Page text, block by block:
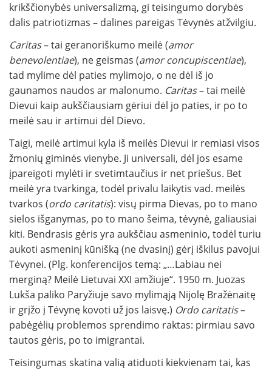
krikščionybės universalizmą, gi teisingumo dorybės
dalis patriotizmas – dalines pareigas Tėvynės atžvilgiu.
Caritas– tai geranoriškumo meilė (amor
benevolentiae), ne geismas (amor concupiscentiae),
tad mylime dėl paties mylimojo, o ne dėl iš jo
gaunamos naudos ar malonumo. Caritas– tai meilė
Dievui kaip aukščiausiam gėriui dėl jo paties, ir po to
meilė sau ir artimui dėl Dievo.
Taigi, meilė artimui kyla iš meilės Dievui ir remiasi visos
žmonių giminės vienybe. Ji universali, dėl jos esame
įpareigoti mylėti ir svetimtaučius ir net priešus. Bet
meilė yra tvarkinga, todėl privalu laikytis vad. meilės
tvarkos (ordo caritatis): visų pirma Dievas, po to mano
sielos išganymas, po to mano šeima, tėvynė, galiausiai
kiti. Bendrasis gėris yra aukščiau asmeninio, todėl turiu
aukoti asmeninį kūnišką (ne dvasinį) gėrį iškilus pavojui
Tėvynei. (Plg. konferencijos temą: „…Labiau nei
merginą? Meilė Lietuvai XXI amžiuje“. 1950 m. Juozas
Lukša paliko Paryžiuje savo mylimąją Nijolę Bražėnaitę
ir grįžo į Tėvynę kovoti už jos laisvę.) Ordo caritatis–
pabėgėlių problemos sprendimo raktas: pirmiau savo
tautos gėris, po to imigrantai.
Teisingumas skatina valią atiduoti kiekvienam tai, kas